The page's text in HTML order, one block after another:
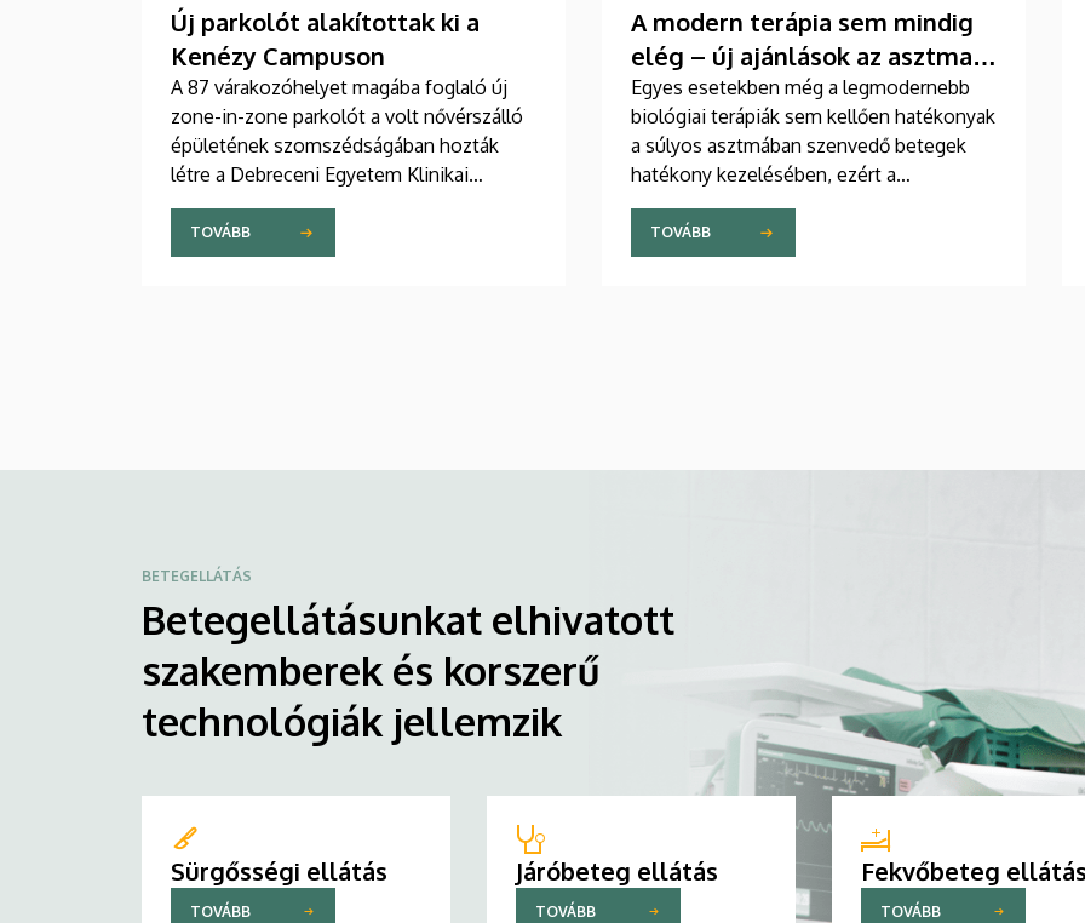
Új parkolót alakítottak ki a
Kenézy Campuson
A 87 várakozóhelyet magába foglaló új
zone-in-zone parkolót a volt nővérszálló
épületének szomszédságában hozták
létre a Debreceni Egyetem Klinikai
Központ Kenézy Gyula Campusán. Az új
területet várhatóan augusztusban nyitják
meg a járművek előtt.
TOVÁBB
A modern terápia sem mindig
elég – új ajánlások az asztma
kezelésében
Egyes esetekben még a legmodernebb
biológiai terápiák sem kellően hatékonyak
a súlyos asztmában szenvedő betegek
hatékony kezelésében, ezért a
szakemberek az új gyógyszerek
kifejlesztésére irányuló kutatások
felgyorsítását sürgetik. A témában a
TOVÁBB
BETEGELLÁTÁS
Betegellátásunkat elhivatott
szakemberek és korszerű
technológiák jellemzik
Sürgősségi ellátás
TOVÁBB
Járóbeteg ellátás
TOVÁBB
Fekvőbeteg
TOVÁBB